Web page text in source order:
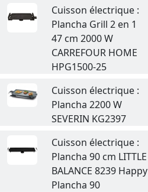
Cuisson électrique :
Plancha Grill 2 en 1
47 cm 2000 W
CARREFOUR HOME
HPG1500-25
Cuisson électrique :
Plancha 2200 W
SEVERIN KG2397
Cuisson électrique :
Plancha 90 cm LITTLE
BALANCE 8239 Happy
Plancha 90